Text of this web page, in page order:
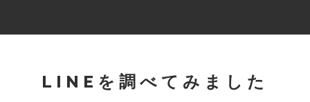
LINEを調べてみました